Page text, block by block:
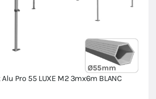
Pro 55 LUXE M2 3mx6m BLANC